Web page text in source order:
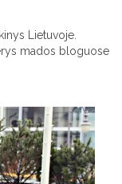
Lietuvoje.
mados bloguose